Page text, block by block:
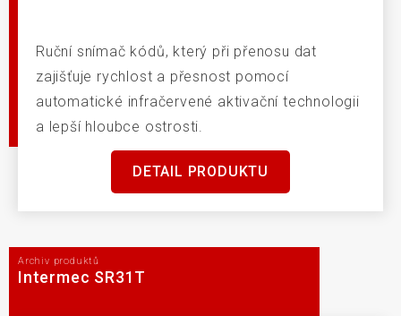
Ruční snímač kódů, který při přenosu dat
zajišťuje rychlost a přesnost pomocí
automatické infračervené aktivační technologii
a lepší hloubce ostrosti.
DETAIL PRODUKTU
Archiv produktů
Intermec SR31T